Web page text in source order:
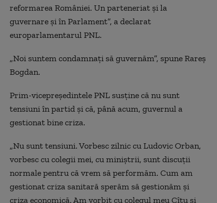
reformarea României. Un parteneriat și la
guvernare și în Parlament”, a declarat
europarlamentarul PNL.
„Noi suntem condamnați să guvernăm”, spune Rareș
Bogdan.
Prim-vicepreședintele PNL susține că nu sunt
tensiuni în partid și că, până acum, guvernul a
gestionat bine criza.
„Nu sunt tensiuni. Vorbesc zilnic cu Ludovic Orban,
vorbesc cu colegii mei, cu miniștrii, sunt discuții
normale pentru că vrem să performăm. Cum am
gestionat criza sanitară sperăm să gestionăm și
criza economică. Am vorbit cu colegul meu Cîțu și